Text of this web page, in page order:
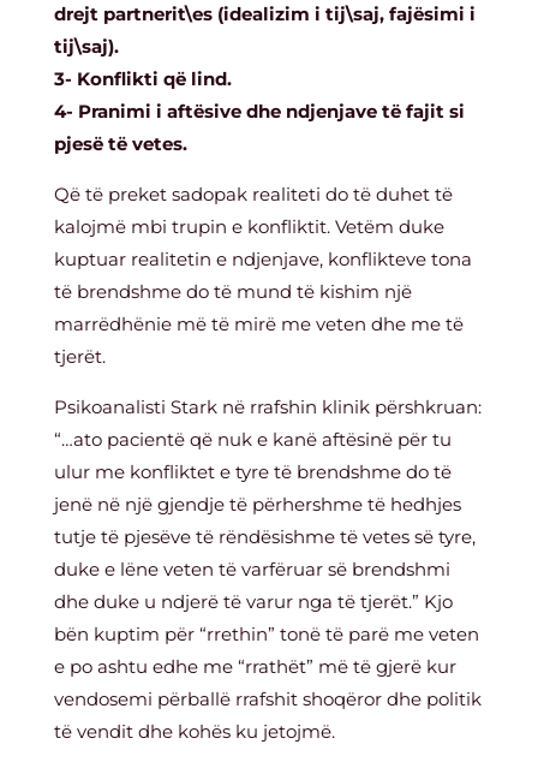
drejt partnerit\es (idealizim i tij\saj, fajësimi i
tij\saj).
3- Konflikti që lind.
4- Pranimi i aftësive dhe ndjenjave të fajit si
pjesë të vetes.
Që të preket sadopak realiteti do të duhet të
kalojmë mbi trupin e konfliktit. Vetëm duke
kuptuar realitetin e ndjenjave, konflikteve tona
të brendshme do të mund të kishim një
marrëdhënie më të mirë me veten dhe me të
tjerët.
Psikoanalisti Stark në rrafshin klinik përshkruan:
“…ato pacientë që nuk e kanë aftësinë për tu
ulur me konfliktet e tyre të brendshme do të
jenë në një gjendje të përhershme të hedhjes
tutje të pjesëve të rëndësishme të vetes së tyre,
duke e lëne veten të varfëruar së brendshmi
dhe duke u ndjerë të varur nga të tjerët.” Kjo
bën kuptim për “rrethin” tonë të parë me veten
e po ashtu edhe me “rrathët” më të gjerë kur
vendosemi përballë rrafshit shoqëror dhe politik
të vendit dhe kohës ku jetojmë.